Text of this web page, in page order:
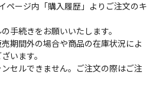
ページ内「購入履歴」よりご注文のキ
手続きをお願いいたします。
期間外の場合や商品の在庫状況によ
います。
セルできません。ご注文の際はご注